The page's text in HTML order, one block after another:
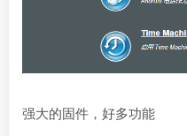
强大的固件，好多功能